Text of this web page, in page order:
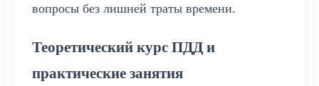
вопросы без лишней траты времени.
Теоретический курс ПДД и
практические занятия